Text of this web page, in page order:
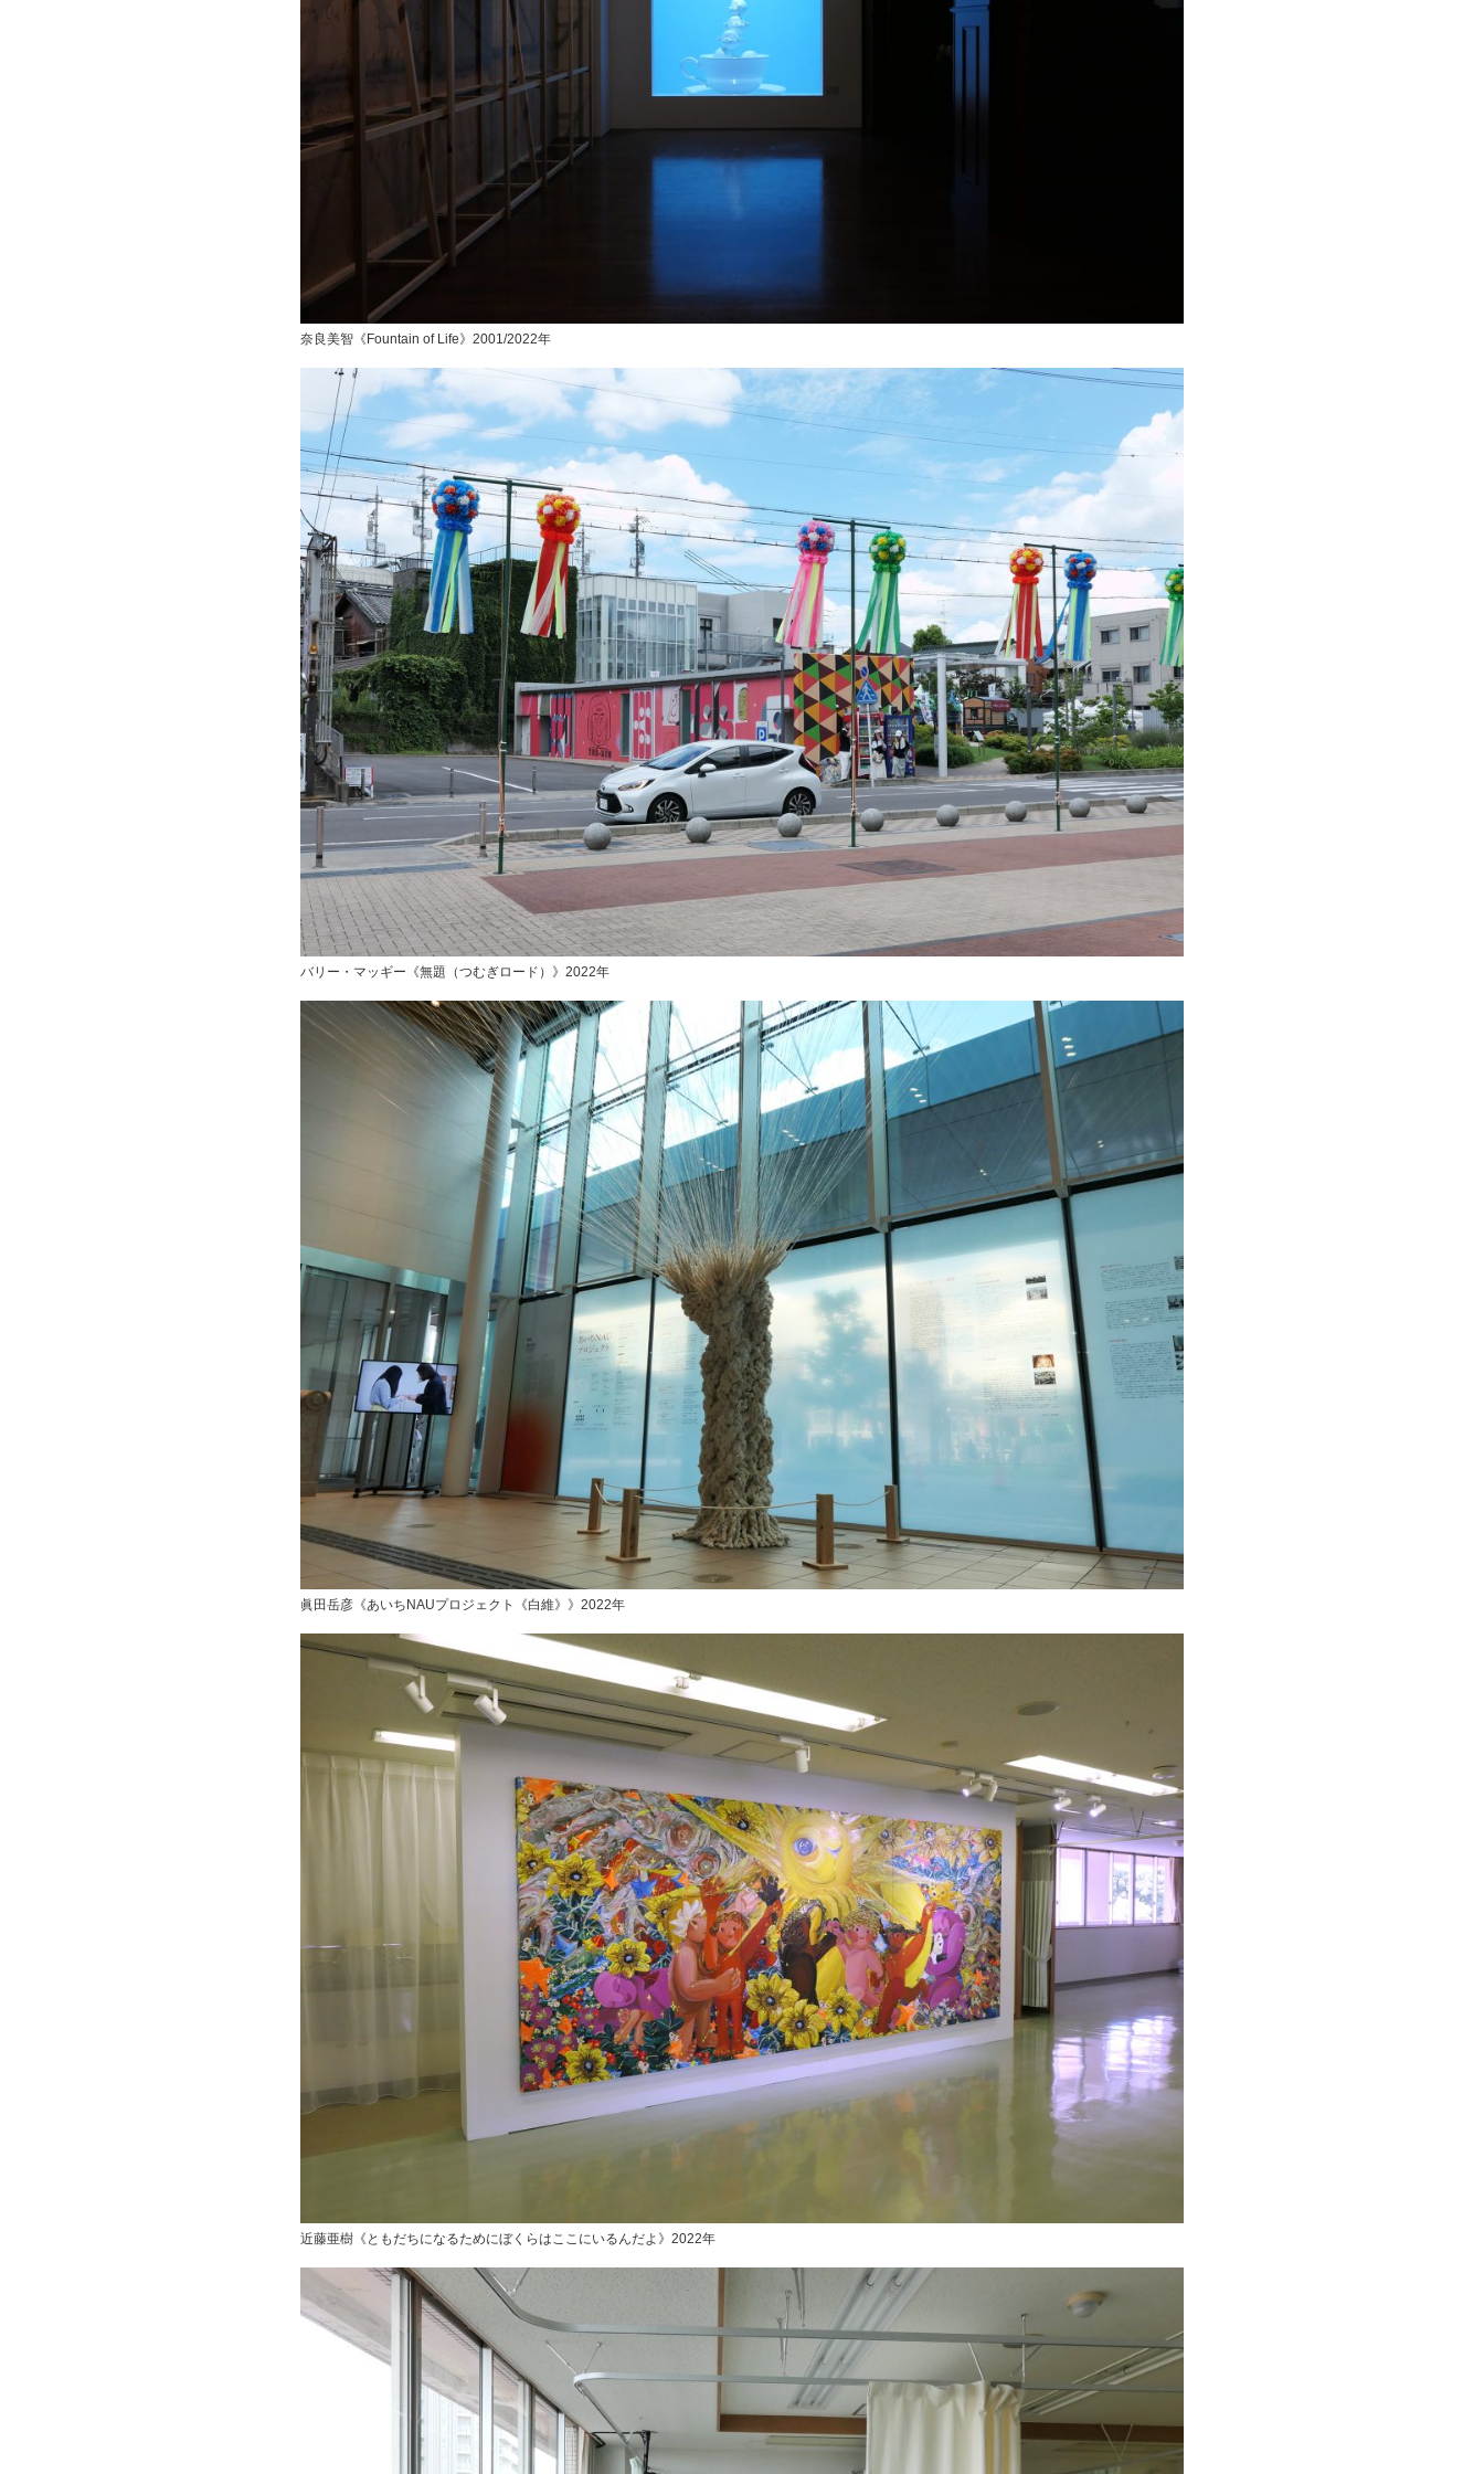
奈良美智《Fountain of Life》2001/2022年
バリー・マッギー《無題（つむぎロード）》2022年
眞田岳彦《あいちNAUプロジェクト《白維》》2022年
近藤亜樹《ともだちになるためにぼくらはここにいるんだよ》2022年